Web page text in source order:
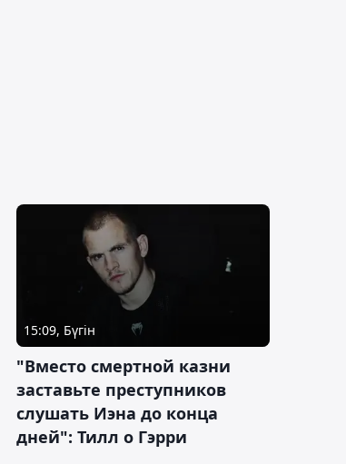
15:09, Бүгін
"Вместо смертной казни
заставьте преступников
слушать Иэна до конца
дней": Тилл о Гэрри